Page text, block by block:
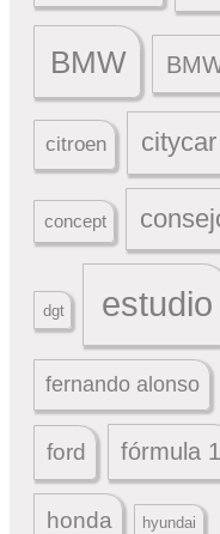
BMW
citroen
concept
dgt estudio
fernando alonso
ford fórmula 1
honda hyundai